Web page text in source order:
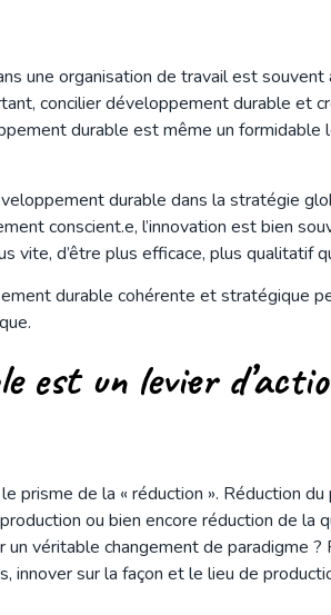
une organisation de travail est souvent
concilier développement durable et
durable est même un formidable
durable dans la stratégie
conscient.e, l’innovation est bien
d’être plus efficace, plus qualitatif
durable cohérente et stratégique
est un levier
prisme de la « réduction ». Réduction du
ou bien encore réduction de la
véritable changement de paradigme ?
innover sur la façon et le lieu de